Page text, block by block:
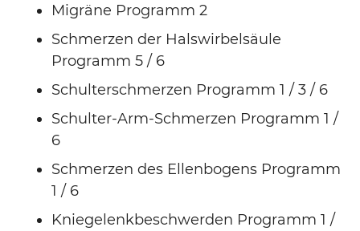
Migräne Programm 2
Schmerzen der Halswirbelsäule
Programm 5 / 6
Schulterschmerzen Programm 1 / 3 / 6
Schulter-Arm-Schmerzen Programm 1 /
6
Schmerzen des Ellenbogens Programm
1 / 6
Kniegelenkbeschwerden Programm 1 /